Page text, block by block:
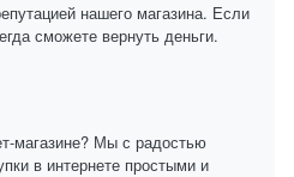
нашего магазина. Если
сможете вернуть деньги.
магазине? Мы с радостью
в интернете простыми и